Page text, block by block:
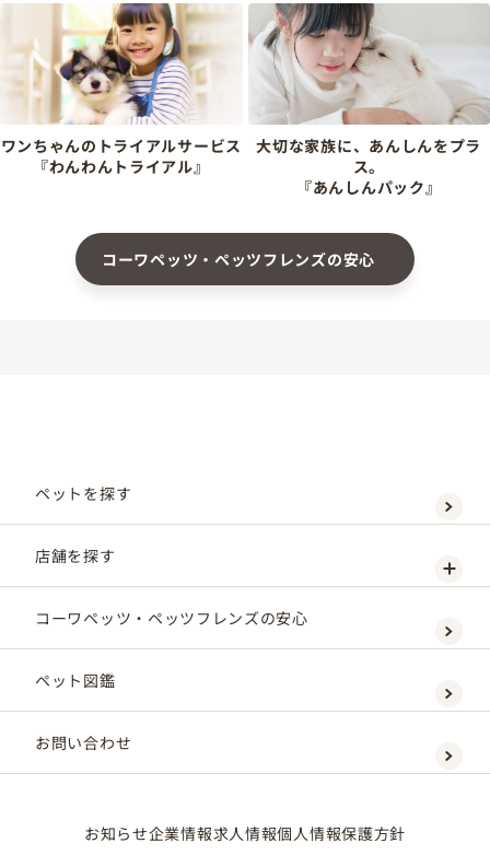
ワンちゃんのトライアルサービス
『わんわんトライアル』
大切な家族に、あんしんをプラ
ス。
『あんしんパック』
コーワペッツ・ペッツフレンズの安心
ペットを探す
店舗を探す
コーワペッツ・ペッツフレンズの安心
ペット図鑑
お問い合わせ
お知らせ企業情報求人情報個人情報保護方針